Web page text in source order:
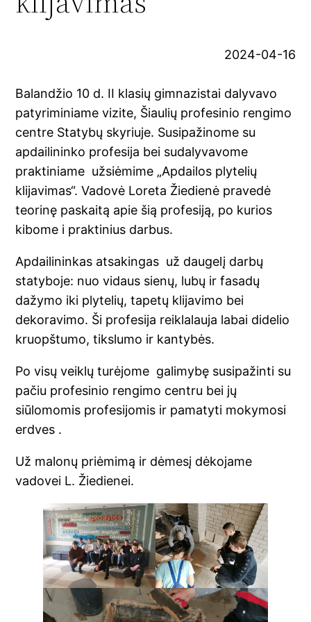
2024-04-16
Balandžio 10 d. II klasių gimnazistai dalyvavo
patyriminiame vizite, Šiaulių profesinio rengimo
centre Statybų skyriuje. Susipažinome su
apdailininko profesija bei sudalyvavome
praktiniame užsiėmime „Apdailos plytelių
klijavimas“. Vadovė Loreta Žiedienė pravedė
teorinę paskaitą apie šią profesiją, po kurios
kibome i praktinius darbus.
Apdailininkas atsakingas už daugelį darbų
statyboje: nuo vidaus sienų, lubų ir fasadų
dažymo iki plytelių, tapetų klijavimo bei
dekoravimo. Ši profesija reiklalauja labai didelio
kruopštumo, tikslumo ir kantybės.
Po visų veiklų turėjome galimybę susipažinti su
pačiu profesinio rengimo centru bei jų
siūlomomis profesijomis ir pamatyti mokymosi
erdves .
Už malonų priėmimą ir dėmesį dėkojame
vadovei L. Žiedienei.